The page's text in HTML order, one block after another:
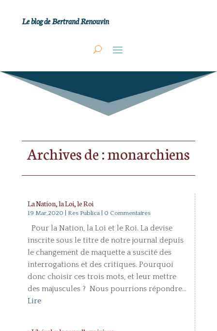
Le blog de Bertrand Renouvin
Archives de : monarchiens
La Nation, la Loi, le Roi
19 Mar,2020 Res Publica| 0 Commentaires
Pour la Nation, la Loi et le Roi. La devise
inscrite sous le titre de notre journal depuis
le changement de maquette a suscité des
interrogations et des critiques. Pourquoi
donc choisir ces trois mots, et leur mettre
des majuscules ? Nous pourrions répondre...
Lire